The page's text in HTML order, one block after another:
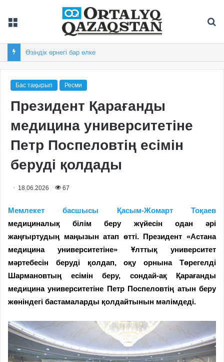
Өзіндік өрнегі бар өлке
Бас тақырып Ресми
Президент Қарағанды
медицина университетіне
Петр Поспеловтің есімін
беруді қолдады
18.06.2026 67
Мемлекет басшысы Қасым-Жомарт Тоқаев
медициналық білім беру жүйесін одан әрі
жаңғыртудың маңызын атап өтті. Президент «Астана
медицина университетіне» Ұлттық университет
мәртебесін беруді қолдап, оқу орнына Төрегелді
Шармановтың есімін беру, сондай-ақ Қарағанды
медицина университетіне Петр Поспеловтің атын беру
жөніндегі бастамаларды қолдайтынын мәлімдеді.